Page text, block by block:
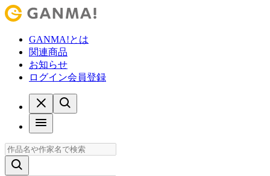
GANMA!とは
関連商品
お知らせ
ログイン会員登録